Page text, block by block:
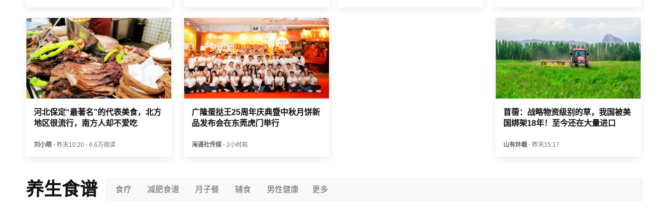
河北保定“最著名”的代表美食，北方
地区很流行，南方人却不爱吃
刘小顺 · 昨天10:20 · 6.6万阅读
广隆蛋挞王25周年庆典暨中秋月饼新
品发布会在东莞虎门举行
海通社传媒 · 2小时前
苜蓿：战略物资级别的草，我国被美
国绑架18年！至今还在大量进口
山有炑羲 · 昨天15:17
养生食谱 食疗 减肥食谱 月子餐 辅食 男性健康 更多